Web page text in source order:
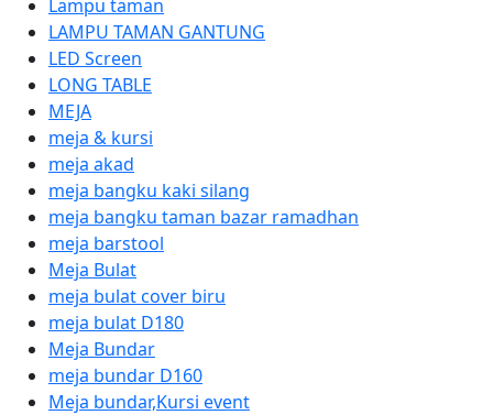
Lampu taman
LAMPU TAMAN GANTUNG
LED Screen
LONG TABLE
MEJA
meja & kursi
meja akad
meja bangku kaki silang
meja bangku taman bazar ramadhan
meja barstool
Meja Bulat
meja bulat cover biru
meja bulat D180
Meja Bundar
meja bundar D160
Meja bundar,Kursi event